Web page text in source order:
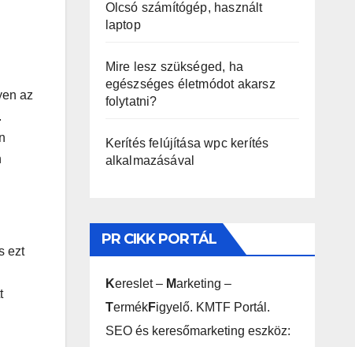
az
ezt
Olcsó számítógép, használt
laptop
Mire lesz szükséged, ha
egészséges életmódot akarsz
folytatni?
Kerítés felújítása wpc kerítés
alkalmazásával
PR CIKK PORTÁL
Kereslet – Marketing –
TermékFigyelő. KMTF Portál.
SEO és keresőmarketing eszköz: